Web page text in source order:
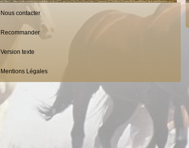
Nous contacter
Recommander
Version texte
Mentions Légales